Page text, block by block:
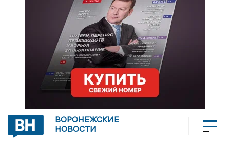
ВОРОНЕЖСКИЕ
НОВОСТИ